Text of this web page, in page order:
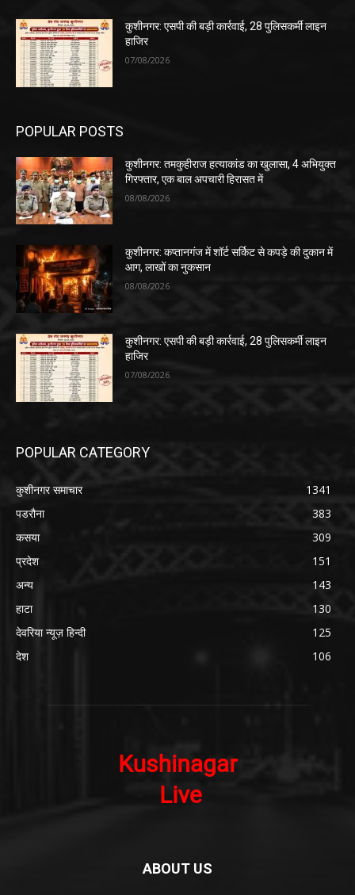
कुशीनगर: एसपी की बड़ी कार्रवाई, 28 पुलिसकर्मी लाइन
हाजिर
07/08/2026
POPULAR POSTS
कुशीनगर: तमकुहीराज हत्याकांड का खुलासा, 4 अभियुक्त
गिरफ्तार, एक बाल अपचारी हिरासत में
08/08/2026
कुशीनगर: कप्तानगंज में शॉर्ट सर्किट से कपड़े की दुकान में
आग, लाखों का नुकसान
08/08/2026
कुशीनगर: एसपी की बड़ी कार्रवाई, 28 पुलिसकर्मी लाइन
हाजिर
07/08/2026
POPULAR CATEGORY
कुशीनगर समाचार
1341
पडरौना
383
कसया
309
प्रदेश
151
अन्य
143
हाटा
130
देवरिया न्यूज़ हिन्दी
125
देश
106
ABOUT US